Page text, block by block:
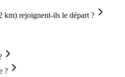
km) rejoignent-ils le départ ?
?